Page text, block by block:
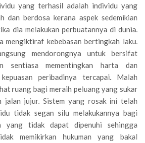
yang terhasil adalah individu yang
dan berdosa kerana aspek sedemikian
dia melakukan perbuatannya di dunia.
mengiktiraf kebebasan bertingkah laku.
mendorongnya untuk bersifat
sentiasa mementingkan harta dan
peribadinya tercapai. Malah
ruang bagi meraih peluang yang sukar
jalan jujur. Sistem yang rosak ini telah
tidak segan silu melakukannya bagi
yang tidak dapat dipenuhi sehingga
memikirkan hukuman yang bakal